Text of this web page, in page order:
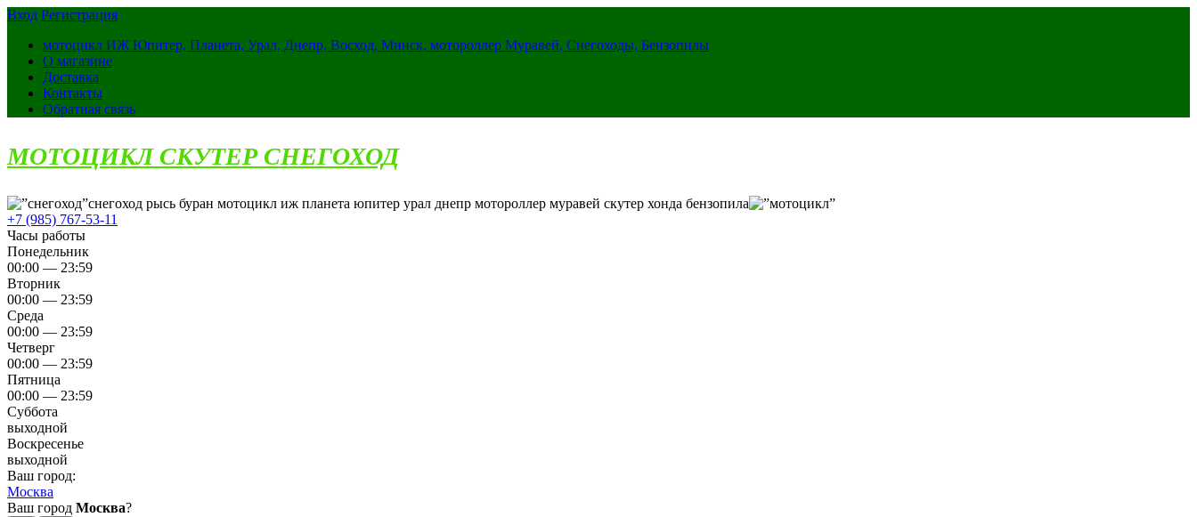
Вход Регистрация
мотоцикл ИЖ Юпитер, Планета, Урал, Днепр, Восход, Минск, мотороллер Муравей, Снегоходы, Бензопилы
О магазине
Доставка
Контакты
Обратная связь
МОТОЦИКЛ СКУТЕР СНЕГОХОД
снегоход рысь буран мотоцикл иж планета юпитер урал днепр мотороллер муравей скутер хонда бензопила
+7 (985) 767-53-11
Часы работы
Понедельник
00:00 — 23:59
Вторник
00:00 — 23:59
Среда
00:00 — 23:59
Четверг
00:00 — 23:59
Пятница
00:00 — 23:59
Суббота
выходной
Воскресенье
выходной
Ваш город:
Москва
Ваш город Москва?